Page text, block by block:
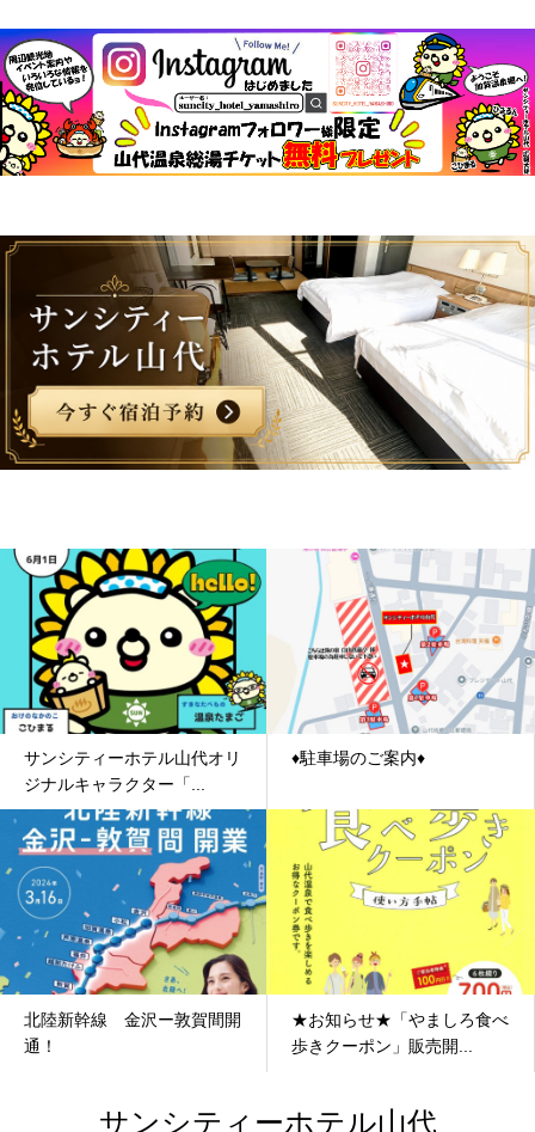
サンシティーホテル山代オリ
ジナルキャラクター「...
♦駐車場のご案内♦
北陸新幹線 金沢ー敦賀間開
通！
★お知らせ★「やましろ食べ
歩きクーポン」販売開...
サンシティーホテル山代